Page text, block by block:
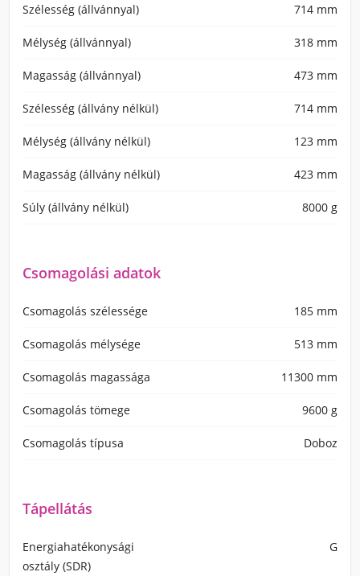
Szélesség (állvánnyal) 714 mm
Mélység (állvánnyal) 318 mm
Magasság (állvánnyal) 473 mm
Szélesség (állvány nélkül) 714 mm
Mélység (állvány nélkül) 123 mm
Magasság (állvány nélkül) 423 mm
Súly (állvány nélkül) 8000 g
Csomagolási adatok
Csomagolás szélessége 185 mm
Csomagolás mélysége 513 mm
Csomagolás magassága 11300 mm
Csomagolás tömege 9600 g
Csomagolás típusa Doboz
Tápellátás
Energiahatékonysági
osztály (SDR)
G